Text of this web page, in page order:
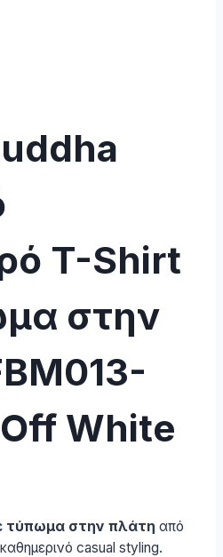
T-Shirt
στην
White
τύπωμα στην πλάτη από
casual styling.